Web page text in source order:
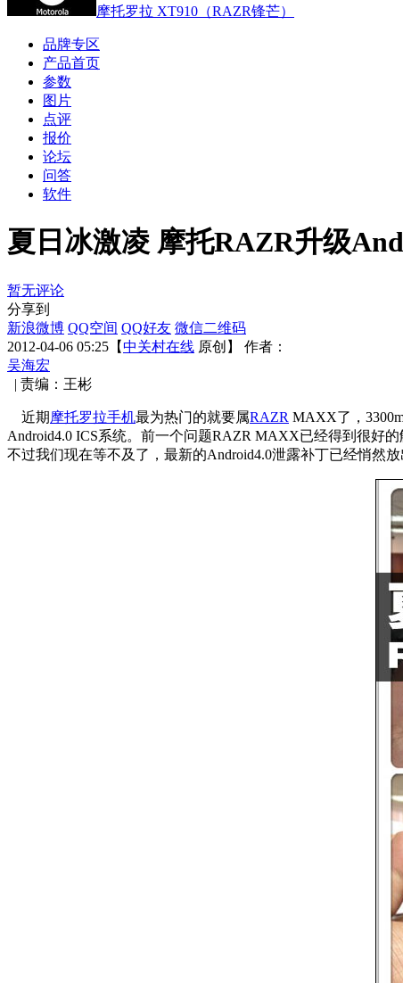
摩托罗拉 XT910（RAZR锋芒）
品牌专区
产品首页
参数
图片
点评
报价
论坛
问答
软件
夏日冰激凌 摩托RAZR升级
暂无评论
分享到
新浪微博 QQ空间 QQ好友 微信二维码
2012-04-06 05:25 【中关村在线 原创】
作者：
吴海宏
| 责编：王彬
近期 摩托罗拉手机最为热门的就要属RAZR MAXX了，
Android4.0 ICS系统。前一个问题RAZR MAXX已经得到很好
不过我们现在等不及了，最新的Android4.0泄露补丁已经悄然